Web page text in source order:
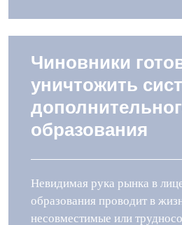
Чиновники
уничтожить
образования
Невидимая рука рынка в
образования проводит в
несовместимые или